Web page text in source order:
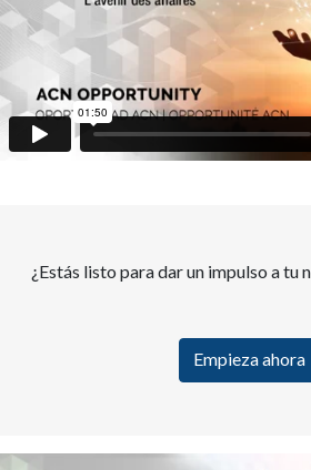
¿Estás listo para dar un impulso a tu
Empieza ahora